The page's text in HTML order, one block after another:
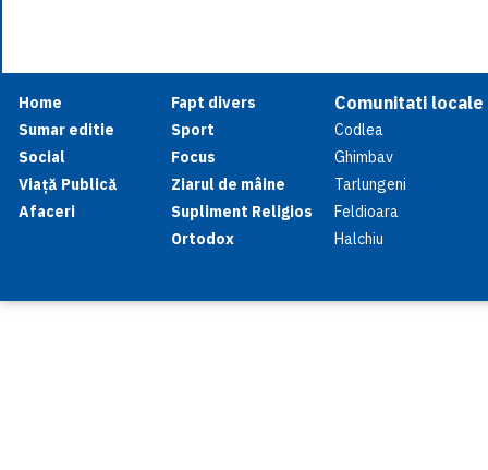
Home
Sumar editie
Social
Viață Publică
Afaceri
Fapt divers
Sport
Focus
Ziarul de mâine
Supliment Religios
Ortodox
Comunitati locale
Codlea
Ghimbav
Tarlungeni
Feldioara
Halchiu